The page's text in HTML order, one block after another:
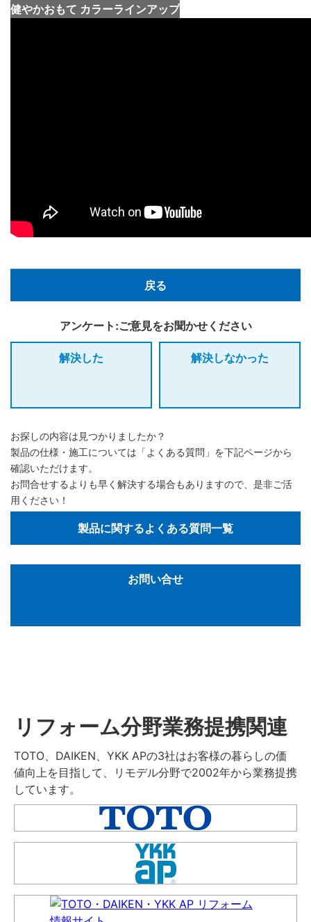
健やかおもて カラーラインアップ
戻る
アンケート:ご意見をお聞かせください
解決した
解決しなかった
お探しの内容は見つかりましたか？
製品の仕様・施工については「よくある質問」を下記ページから
確認いただけます。
お問合せするよりも早く解決する場合もありますので、是非ご活
用ください！
製品に関するよくある質問一覧
お問い合せ
リフォーム分野業務提携関連
TOTO、DAIKEN、YKK APの3社はお客様の暮らしの価
値向上を目指して、リモデル分野で2002年から業務提携
しています。